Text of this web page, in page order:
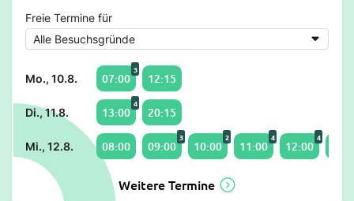
Freie Termine für
Mo., 10.8. 07:00
3
12:15
Di., 11.8. 13:00
4
20:15
Mi., 12.8. 08:00 09:00
3
10:00
2
11:00
4
12:00
4
Weitere Termine